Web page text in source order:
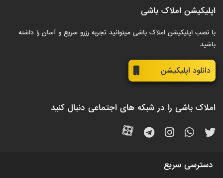
اپلیکیشن املاک باشی
با نصب اپلیکیشن املاک باشی میتوانید تجربه رزرو سریع و آسان را داشته
باشید
دانلود اپلیکیشن
املاک باشی را در شبکه های اجتماعی دنبال کنید
دسترسی سریع